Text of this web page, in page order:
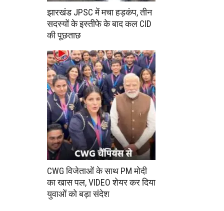
झारखंड JPSC में मचा हड़कंप, तीन
सदस्यों के इस्तीफे के बाद कल CID
की पूछताछ
CWG विजेताओं के साथ PM मोदी
का खास पल, VIDEO शेयर कर दिया
युवाओं को बड़ा संदेश